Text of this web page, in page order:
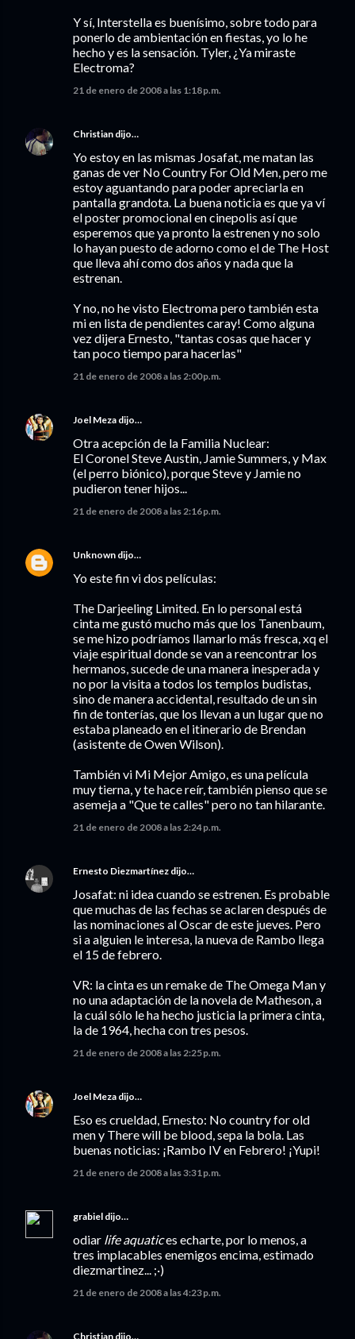
Y sí, Interstella es buenísimo, sobre todo para
ponerlo de ambientación en fiestas, yo lo he
hecho y es la sensación. Tyler, ¿Ya miraste
Electroma?
21 de enero de 2008 a las 1:18 p.m.
Christian dijo…
Yo estoy en las mismas Josafat, me matan las
ganas de ver No Country For Old Men, pero me
estoy aguantando para poder apreciarla en
pantalla grandota. La buena noticia es que ya ví
el poster promocional en cinepolis así que
esperemos que ya pronto la estrenen y no solo
lo hayan puesto de adorno como el de The Host
que lleva ahí como dos años y nada que la
estrenan.
Y no, no he visto Electroma pero también esta
mi en lista de pendientes caray! Como alguna
vez dijera Ernesto, "tantas cosas que hacer y
tan poco tiempo para hacerlas"
21 de enero de 2008 a las 2:00 p.m.
Joel Meza dijo…
Otra acepción de la Familia Nuclear:
El Coronel Steve Austin, Jamie Summers, y Max
(el perro biónico), porque Steve y Jamie no
pudieron tener hijos...
21 de enero de 2008 a las 2:16 p.m.
Unknown dijo…
Yo este fin vi dos películas:
The Darjeeling Limited. En lo personal está
cinta me gustó mucho más que los Tanenbaum,
se me hizo podríamos llamarlo más fresca, xq el
viaje espiritual donde se van a reencontrar los
hermanos, sucede de una manera inesperada y
no por la visita a todos los templos budistas,
sino de manera accidental, resultado de un sin
fin de tonterías, que los llevan a un lugar que no
estaba planeado en el itinerario de Brendan
(asistente de Owen Wilson).
También vi Mi Mejor Amigo, es una película
muy tierna, y te hace reír, también pienso que se
asemeja a "Que te calles" pero no tan hilarante.
21 de enero de 2008 a las 2:24 p.m.
Ernesto Diezmartínez dijo…
Josafat: ni idea cuando se estrenen. Es probable
que muchas de las fechas se aclaren después de
las nominaciones al Oscar de este jueves. Pero
si a alguien le interesa, la nueva de Rambo llega
el 15 de febrero.
VR: la cinta es un remake de The Omega Man y
no una adaptación de la novela de Matheson, a
la cuál sólo le ha hecho justicia la primera cinta,
la de 1964, hecha con tres pesos.
21 de enero de 2008 a las 2:25 p.m.
Joel Meza dijo…
Eso es crueldad, Ernesto: No country for old
men y There will be blood, sepa la bola. Las
buenas noticias: ¡Rambo IV en Febrero! ¡Yupi!
21 de enero de 2008 a las 3:31 p.m.
grabiel dijo…
odiar life aquatices echarte, por lo menos, a
tres implacables enemigos encima, estimado
diezmartinez... ;·)
21 de enero de 2008 a las 4:23 p.m.
Christian dijo…